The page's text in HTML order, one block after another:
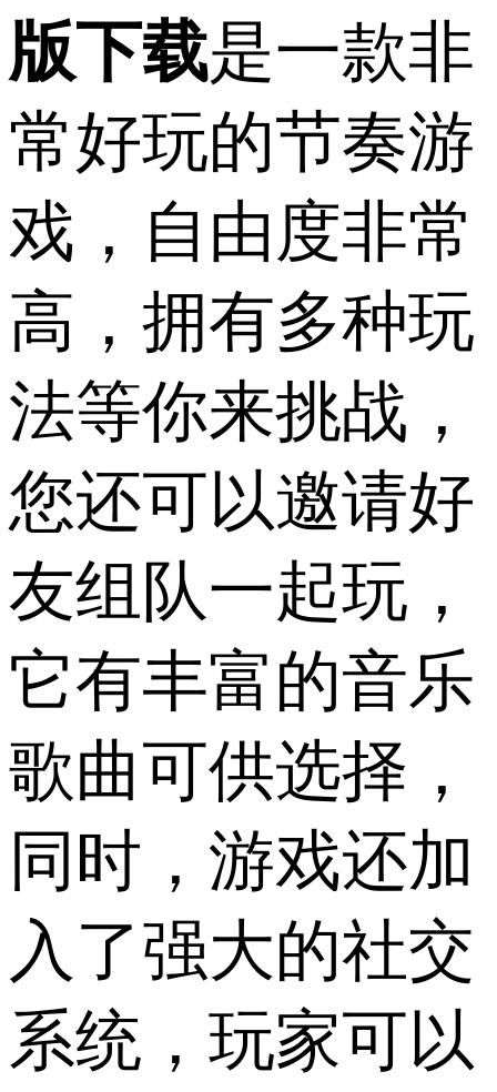
版下载是一款非
常好玩的节奏游
戏，自由度非常
高，拥有多种玩
法等你来挑战，
您还可以邀请好
友组队一起玩，
它有丰富的音乐
歌曲可供选择，
同时，游戏还加
入了强大的社交
系统，玩家可以